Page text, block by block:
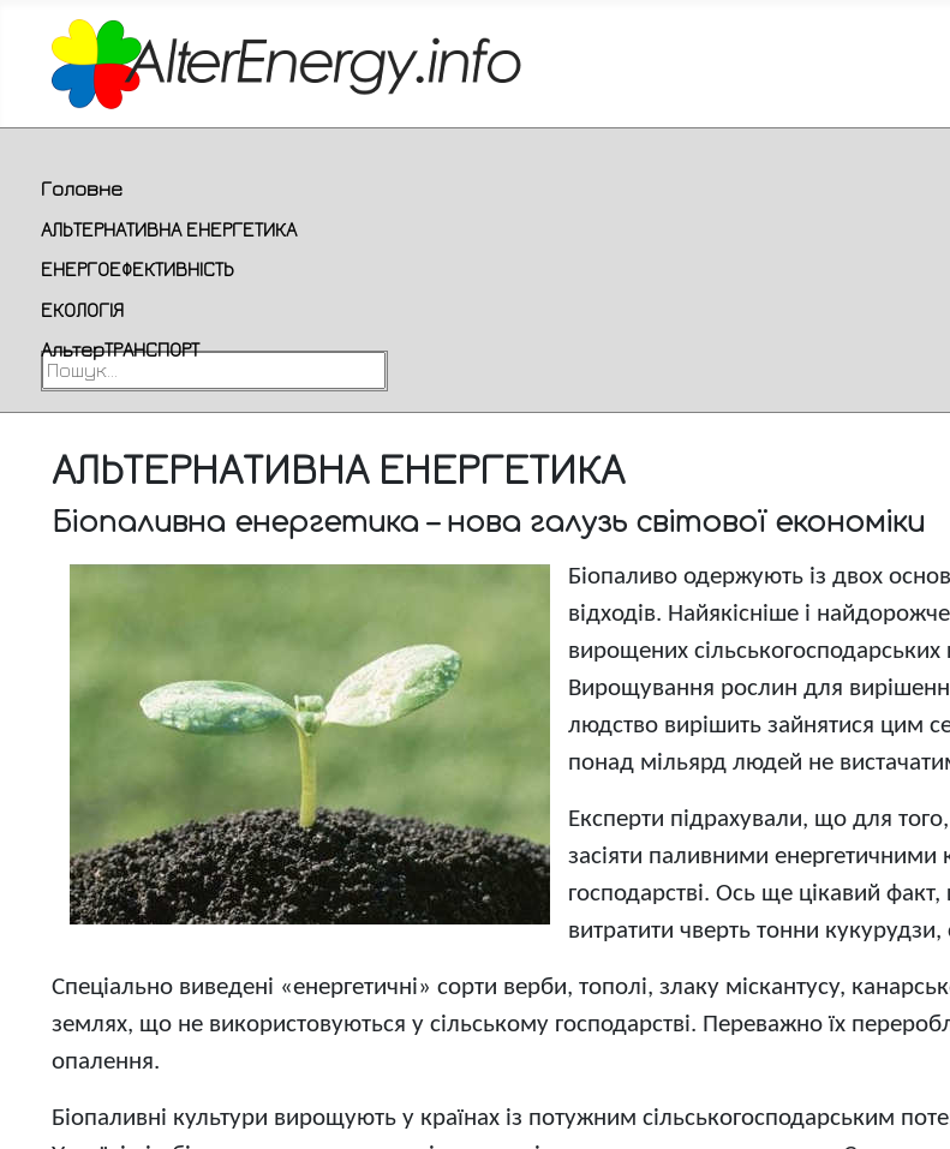
Головне
АЛЬТЕРНАТИВНА ЕНЕРГЕТИКА
ЕНЕРГОЕФЕКТИВНІСТЬ
ЕКОЛОГІЯ
АльтерТРАНСПОРТ
Пошук...
АЛЬТЕРНАТИВНА ЕНЕРГЕТИКА
Біопаливна енергетика – нова галузь світової економіки
Біопаливо одержують із двох
відходів. Найякісніше і
вирощених сільськогосподарських
Вирощування рослин для
людство вирішить зайнятися цим
понад мільярд людей не
Експерти підрахували, що для
засіяти паливними енергетичними
господарстві. Ось ще цікавий
витратити чверть тонни
Спеціально виведені «енергетичні» сорти верби, тополі, злаку міскантусу,
землях, що не використовуються у сільському господарстві. Переважно їх
опалення.
Біопаливні культури вирощують у країнах із потужним сільськогосподарським